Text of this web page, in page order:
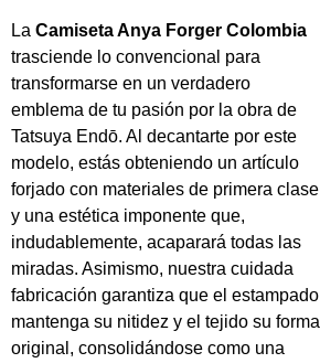
La Camiseta Anya Forger Colombia
trasciende lo convencional para
transformarse en un verdadero
emblema de tu pasión por la obra de
Tatsuya Endō. Al decantarte por este
modelo, estás obteniendo un artículo
forjado con materiales de primera clase
y una estética imponente que,
indudablemente, acaparará todas las
miradas. Asimismo, nuestra cuidada
fabricación garantiza que el estampado
mantenga su nitidez y el tejido su forma
original, consolidándose como una